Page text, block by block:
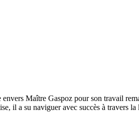
Maître Gaspoz pour son travail
il a su naviguer avec succès à travers